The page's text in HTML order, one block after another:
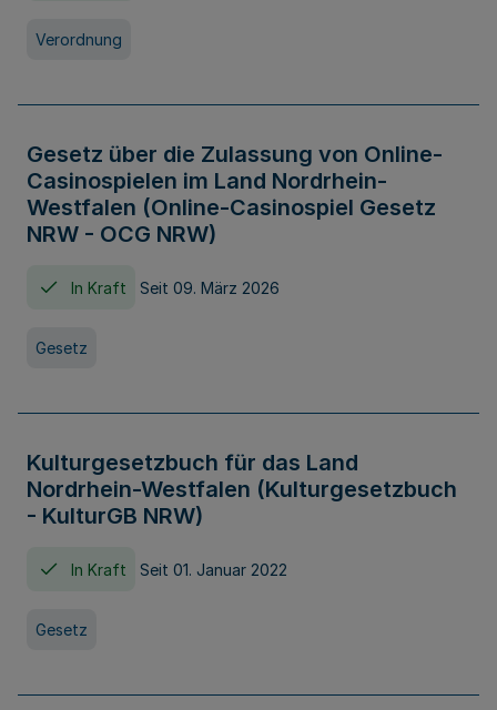
Verordnung
Gesetz über die Zulassung von Online-
Casinospielen im Land Nordrhein-
Westfalen (Online-Casinospiel Gesetz
NRW - OCG NRW)
In Kraft Seit 09. März 2026
Gesetz
Kulturgesetzbuch für das Land
Nordrhein-Westfalen (Kulturgesetzbuch
- KulturGB NRW)
In Kraft Seit 01. Januar 2022
Gesetz